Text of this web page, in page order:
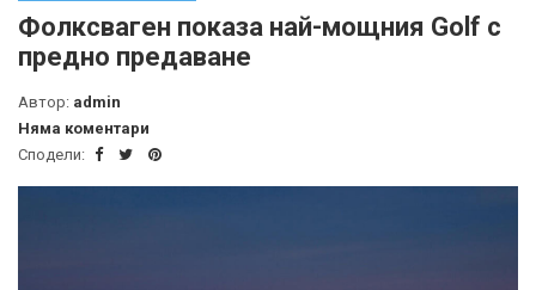
Фолксваген показа най-мощния Golf с
предно предаване
Автор: admin
Няма коментари
Сподели: